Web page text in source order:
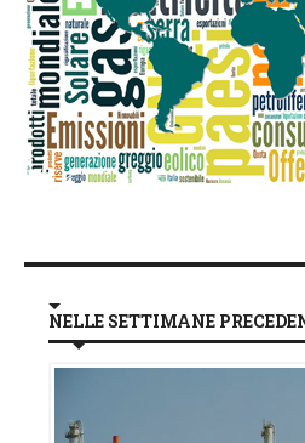
NELLE SETTIMANE